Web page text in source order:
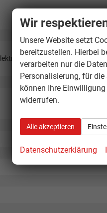
Stabilitäts-
Wir
Unsere Website setzt
bereitzustellen. Hierbei
verarbeiten nur die
Personalisierung, für
können Ihre
widerrufen.
Alle akzeptieren
Datenschutzerklärung